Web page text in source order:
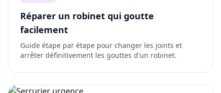
Réparer un robinet qui goutte
facilement
Guide étape par étape pour changer les joints et
arrêter définitivement les gouttes d'un robinet.